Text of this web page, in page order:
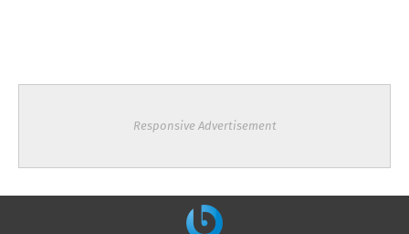
Responsive Advertisement